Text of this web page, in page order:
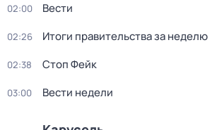
02:00 Вести
02:26 Итоги правительства за неделю
02:38 Стоп Фейк
03:00 Вести недели